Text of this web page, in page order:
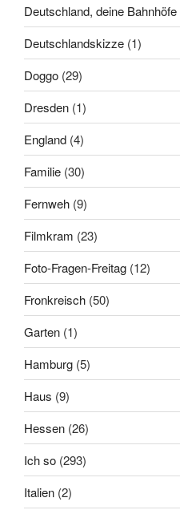
Deutschland, deine Bahnhöfe
Deutschlandskizze (1)
Doggo (29)
Dresden (1)
England (4)
Familie (30)
Fernweh (9)
Filmkram (23)
Foto-Fragen-Freitag (12)
Fronkreisch (50)
Garten (1)
Hamburg (5)
Haus (9)
Hessen (26)
Ich so (293)
Italien (2)